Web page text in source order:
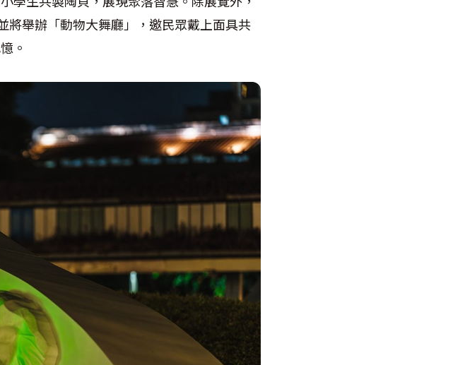
將舉辦「動物大舞廳」，邀民眾戴上面具共
。